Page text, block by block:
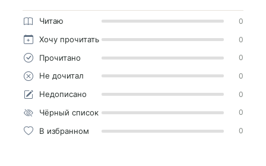
Читаю 0
Хочу прочитать 0
Прочитано 0
Не дочитал 0
Недописано 0
Чёрный список 0
В избранном 0